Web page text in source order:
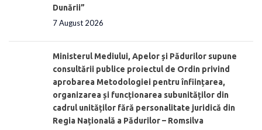
Dunării”
7 August 2026
Ministerul Mediului, Apelor și Pădurilor supune
consultării publice proiectul de Ordin privind
aprobarea Metodologiei pentru înființarea,
organizarea și funcționarea subunităților din
cadrul unităților fără personalitate juridică din
Regia Națională a Pădurilor – Romsilva